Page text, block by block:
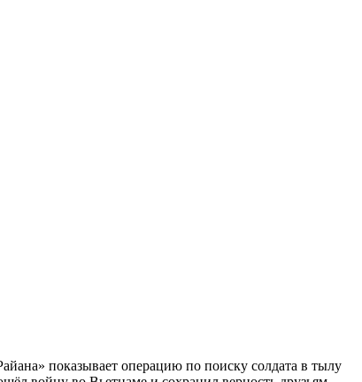
показывает операцию по поиску солдата в тылу